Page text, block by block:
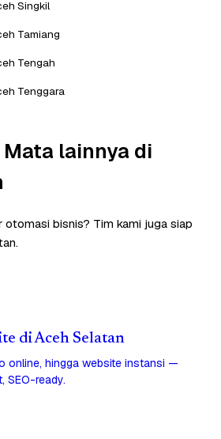
Singkil
Tamiang
Tengah
Tenggara
lainnya di
otomasi bisnis? Tim kami juga siap
di Aceh Selatan
online, hingga website instansi —
SEO-ready.